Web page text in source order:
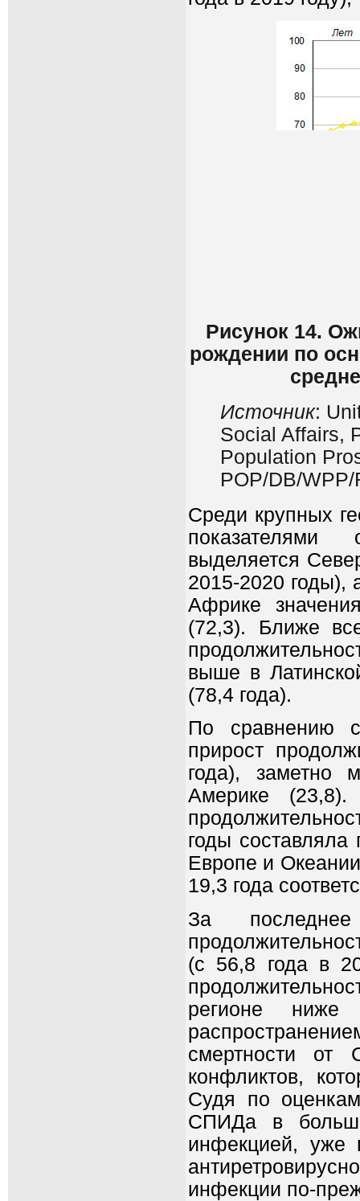
Рисунок 14.
рождении по
Источник:
Social Affairs,
Population
POP/DB/
Среди крупных
показателями
выделяется
2015-2020 годы),
Африке
(72,3). Ближе
выше в
(78,4 года).
По сравнению
прирост
года), заметно
Америке
годы составляла
Европе и
19,3 года
За
(с 56,8 года в
регионе
смертности
конфликтов,
Судя по
СПИДа в
инфекцией, уже
инфекции по-